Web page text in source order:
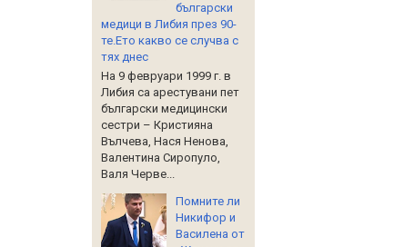
български
медици в Либия през 90-
те.Ето какво се случва с
тях днес
На 9 февруари 1999 г. в
Либия са арестувани пет
български медицински
сестри – Кристияна
Вълчева, Нася Ненова,
Валентина Сиропуло,
Валя Черве...
Помните ли
Никифор и
Василена от